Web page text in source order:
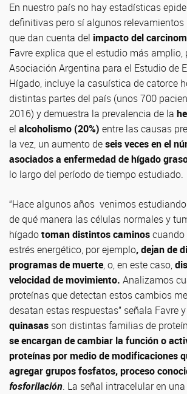
En nuestro país no hay estadísticas
definitivas pero sí algunos
que dan cuenta del impacto del
Favre explica que el estudio más
Asociación Argentina para el Estudio de
Hígado, incluye la casuística de catorce
distintas partes del país (unos 700
2016) y demuestra la prevalencia de la
el alcoholismo (20%) entre las causas
la vez, un aumento deseis veces en el
asociados a enfermedad de hígado
lo largo del período de tiempo estudiado.
“Hace algunos años venimos
de qué manera las células normales y
hígadotoman distintos caminos
estrés energético, por ejemplo, dejan de
programas de muerte, o, en este caso,
velocidad de movimiento. Analizamos
proteínas que detectan estos cambios
desatan estas respuestas” señala Favre
quinasas son distintas familias de
se encargan de cambiar la función o
proteínas por medio de modificaciones
agregar grupos fosfatos, proceso
fosforilación. La señal intracelular en